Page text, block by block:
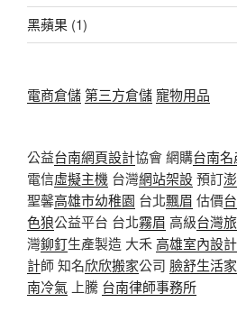
黑蘋果 (1)
電商倉儲第三方倉儲寵物用品
公益台南網頁設計協會 網購台南名
電信虛擬主機 台灣網站架設預訂
聖馨高雄市幼稚園 台北飄眉 估價
色狼公益平台 台北霧眉 高級台灣
灣鉚釘生產製造 大禾高雄室內設計
計師 知名欣欣搬家公司 臉舒生活家
南冷氣 上騰 台南律師事務所